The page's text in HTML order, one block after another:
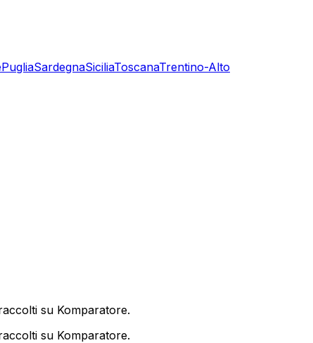
PugliaSardegnaSiciliaToscanaTrentino-Alto
su Komparatore.
su Komparatore.